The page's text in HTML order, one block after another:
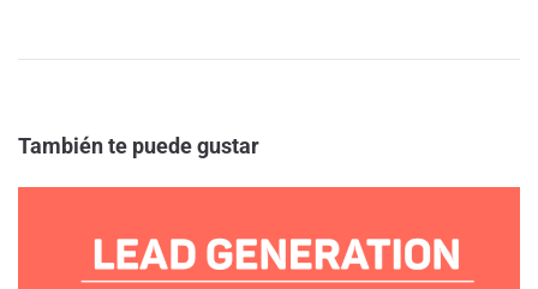
También te puede gustar